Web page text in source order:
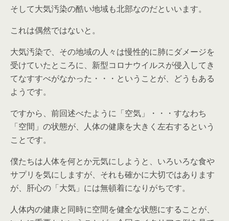
そして大気汚染の酷い地域も北部なのだといいます。
これは偶然ではないと。
大気汚染で、その地域の人々は慢性的に肺にダメージを
受けていたところに、新型コロナウイルスが侵入してき
てなすすべがなかった・・・ということが、どうもある
ようです。
ですから、前回述べたように「空気」・・・すなわち
「空間」の状態が、人体の健康を大きく左右するという
ことです。
僕たちは人体を何とか元気にしようと、いろいろな食や
サプリを気にしますが、それも確かに大切ではあります
が、肝心の「大気」には無頓着になりがちです。
人体内の健康と同時に空間を健全な状態にすることが、